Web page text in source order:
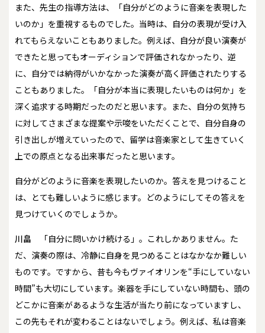
また、先生の指導方法は、「自分がどのように音楽を表現した
いのか」を重視するものでした。当時は、自分の表現が受け入
れてもらえないこともありました。例えば、自分が良い演奏が
できたと思ってもオーディションで評価されなかったり、逆
に、自分では納得がいかなかった演奏が高く評価されたりする
こともありました。「自分が本当に表現したいものは何か」を
深く追求する時期だったのだと思います。また、自分の気持ち
に対してさまざまな提案や示唆をいただくことで、自分自身の
引き出しが増えていったので、留学は音楽家として生きていく
上での原点となる出来事だったと思います。
――自分がどのように音楽を表現したいのか。答えを見つけること
は、とても難しいように感じます。どのようにしてその答えを
見つけていくのでしょうか。
川畠
「自分に問いかけ続ける」。これしかありません。た
だ、演奏の際は、冷静に自身を見つめることはなかなか難しい
ものです。ですから、昔も今もヴァイオリンを“手にしていない
時間”も大切にしています。楽器を手にしていない時間も、頭の
どこかに音楽があるような生活が当たり前になっていますし、
この先もそれが変わることはないでしょう。例えば、私は音楽